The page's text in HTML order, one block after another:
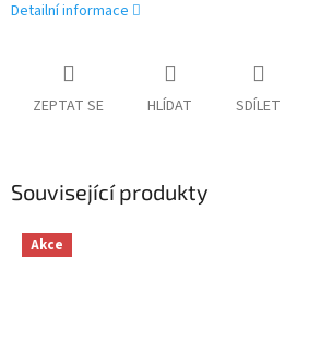
Detailní informace
ZEPTAT SE HLÍDAT SDÍLET
Související produkty
Akce